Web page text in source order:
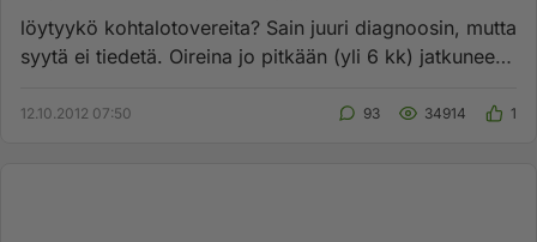
löytyykö kohtalotovereita? Sain juuri diagnoosin, mutta
syytä ei tiedetä. Oireina jo pitkään (yli 6 kk) jatkuneet
12.10.2012 07:50 93 34914 1